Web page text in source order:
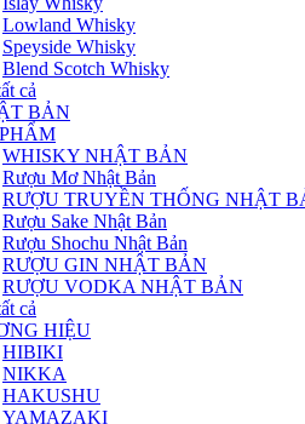
Lowland Whisky
Speyside Whisky
Blend Scotch Whisky
cả
BẢN
WHISKY NHẬT BẢN
Rượu Mơ Nhật Bản
RƯỢU TRUYỀN THỐNG NHẬT
Rượu Sake Nhật Bản
Rượu Shochu Nhật Bản
RƯỢU GIN NHẬT BẢN
RƯỢU VODKA NHẬT BẢN
cả
HIỆU
HIBIKI
NIKKA
HAKUSHU
YAMAZAKI